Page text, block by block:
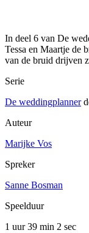
In deel 6 van De
Tessa en Maartje de
van de bruid drijven
Serie
De weddingplanner
Auteur
Marijke Vos
Spreker
Sanne Bosman
Speelduur
1 uur 39 min 2 sec